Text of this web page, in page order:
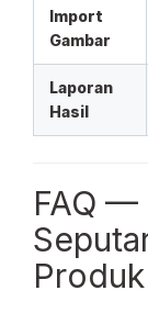
Import
Gambar
Laporan
Hasil
FAQ —
Produk